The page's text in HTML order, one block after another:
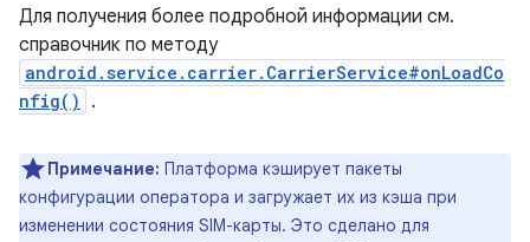
Для получения более подробной информации см.
справочник по методу
android.service.carrier.CarrierService#onLoadCo
nfig()
.
Примечание: Платформа кэширует пакеты
конфигурации оператора и загружает их из кэша при
изменении состояния SIM-карты. Это сделано для